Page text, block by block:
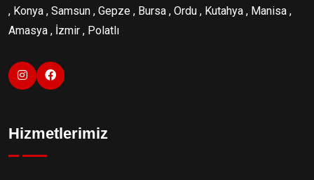
, Konya , Samsun , Gepze , Bursa , Ordu , Kutahya , Manisa ,
Amasya , İzmir , Polatlı
Hizmetlerimiz